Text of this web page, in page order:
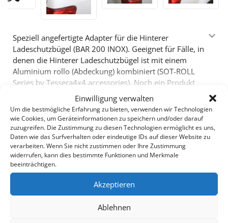
Einwilligung verwalten
Um die bestmögliche Erfahrung zu bieten, verwenden wir Technologien
wie Cookies, um Geräteinformationen zu speichern und/oder darauf
zuzugreifen. Die Zustimmung zu diesen Technologien ermöglicht es uns,
Daten wie das Surfverhalten oder eindeutige IDs auf dieser Website zu
verarbeiten. Wenn Sie nicht zustimmen oder Ihre Zustimmung
widerrufen, kann dies bestimmte Funktionen und Merkmale
beeinträchtigen.
Akzeptieren
Ablehnen
Speziell angefertigte Adapter für die Hinterer
Ladeschutzbügel (BAR 200 INOX). Geeignet für Fälle, in
denen die Hinterer Ladeschutzbügel ist mit einem
Aluminium rollo (Abdeckung) kombiniert (SOT-ROLL
Series by Tessera4x4 accessories). Noch ein Produkt
4X4, das die schon bewerte Vielfallt von Accessoires
der Firma Tessera4x4 ergänzt.
Zusätzliches Zubehör
Hinter Laderaumbügel